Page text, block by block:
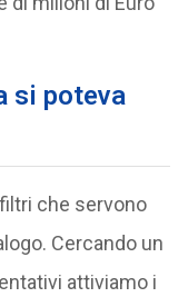
si poteva
che servono
Cercando un
attiviamo i